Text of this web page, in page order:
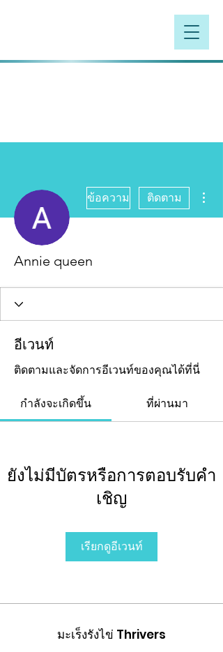
ข้อความ ติดตาม
Annie queen
อีเวนท์
ติดตามและจัดการอีเวนท์ของคุณได้ที่นี่
กำลังจะเกิดขึ้น ที่ผ่านมา
ยังไม่มีบัตรหรือการตอบรับคำ
เชิญ
เรียกดูอีเวนท์
มะเร็งรังไข่ Thrivers